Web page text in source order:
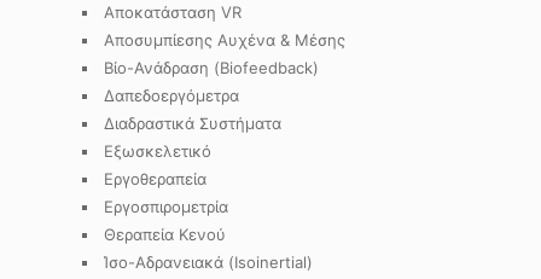
Αποκατάσταση VR
Αποσυμπίεσης Αυχένα & Μέσης
Βίο-Ανάδραση (Biofeedback)
Δαπεδοεργόμετρα
Διαδραστικά Συστήματα
Εξωσκελετικό
Εργοθεραπεία
Εργοσπιρομετρία
Θεραπεία Κενού
Ίσο-Αδρανειακά (Isoinertial)